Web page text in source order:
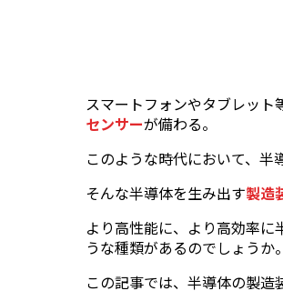
スマートフォンやタブレッ
センサーが備わる。
このような時代において、半
そんな半導体を生み出す製造
より高性能に、より高効率
うな種類があるのでしょうか。
この記事では、半導体の製造